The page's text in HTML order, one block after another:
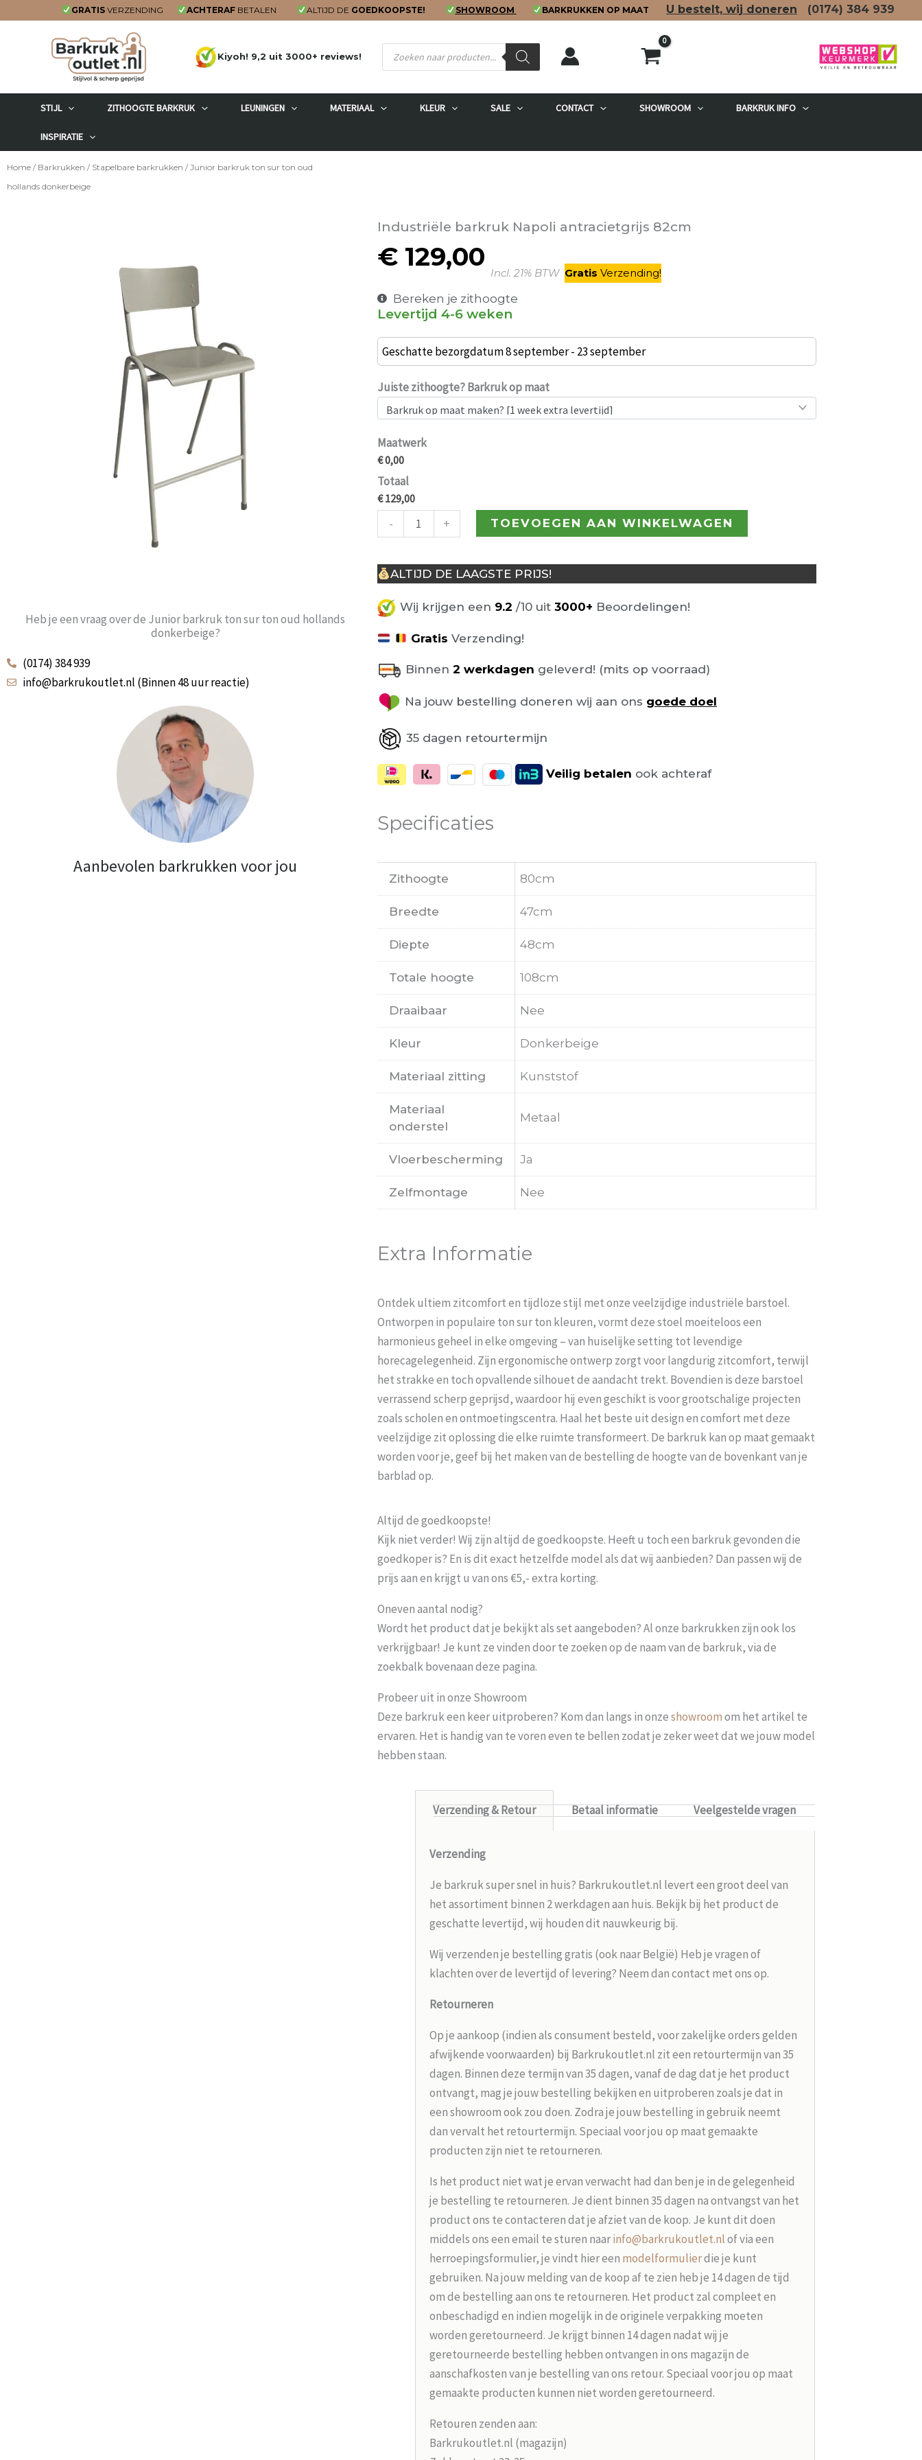
GRATIS VERZENDING ACHTERAF BETALEN ALTIJD DE GOEDKOOPSTE! SHOWROOM BARKRUKKEN OP MAAT U bestelt, wij doneren (0174) 384 939
Kiyoh! 9,2 uit 3000+ reviews!
Producten
zoeken
STIJL ZITHOOGTE BARKRUK LEUNINGEN MATERIAAL KLEUR SALE CONTACT SHOWROOM BARKRUK INFO
INSPIRATIE
Home / Barkrukken / Stapelbare barkrukken / Junior barkruk ton sur ton oud
hollands donkerbeige
Heb je een vraag over de Junior barkruk ton sur ton oud hollands
donkerbeige?
(0174) 384 939
info@barkrukoutlet.nl (Binnen 48 uur reactie)
Aanbevolen barkrukken voor jou
Industriële barkruk Napoli antracietgrijs 82cm
€ 129,00
Incl. 21% BTW Gratis Verzending!
Bereken je zithoogte
Levertijd 4-6 weken
Geschatte bezorgdatum 8 september - 23 september
Juiste zithoogte? Barkruk op maat
Maatwerk
€ 0,00
Totaal
€ 129,00
-
barkruk
ton
sur
ton
oud
hollands
donkerbeige
aantal
+ TOEVOEGEN AAN WINKELWAGEN
ALTIJD DE LAAGSTE PRIJS!
Wij krijgen een 9.2 /10 uit 3000+ Beoordelingen!
Gratis Verzending!
Binnen 2 werkdagen geleverd! (mits op voorraad)
Na jouw bestelling doneren wij aan ons goede doel
35 dagen retourtermijn
Veilig betalen ook achteraf
Specificaties
Zithoogte 80cm
Breedte 47cm
Diepte 48cm
Totale hoogte 108cm
Draaibaar Nee
Kleur Donkerbeige
Materiaal zitting Kunststof
Materiaal
onderstel
Metaal
Vloerbescherming Ja
Zelfmontage Nee
Extra Informatie
Ontdek ultiem zitcomfort en tijdloze stijl met onze veelzijdige industriële barstoel.
Ontworpen in populaire ton sur ton kleuren, vormt deze stoel moeiteloos een
harmonieus geheel in elke omgeving – van huiselijke setting tot levendige
horecagelegenheid. Zijn ergonomische ontwerp zorgt voor langdurig zitcomfort, terwijl
het strakke en toch opvallende silhouet de aandacht trekt. Bovendien is deze barstoel
verrassend scherp geprijsd, waardoor hij even geschikt is voor grootschalige projecten
zoals scholen en ontmoetingscentra. Haal het beste uit design en comfort met deze
veelzijdige zit oplossing die elke ruimte transformeert. De barkruk kan op maat gemaakt
worden voor je, geef bij het maken van de bestelling de hoogte van de bovenkant van je
barblad op.
Altijd de goedkoopste!
Kijk niet verder! Wij zijn altijd de goedkoopste. Heeft u toch een barkruk gevonden die
goedkoper is? En is dit exact hetzelfde model als dat wij aanbieden? Dan passen wij de
prijs aan en krijgt u van ons €5,- extra korting.
Oneven aantal nodig?
Wordt het product dat je bekijkt als set aangeboden? Al onze barkrukken zijn ook los
verkrijgbaar! Je kunt ze vinden door te zoeken op de naam van de barkruk, via de
zoekbalk bovenaan deze pagina.
Probeer uit in onze Showroom
Deze barkruk een keer uitproberen? Kom dan langs in onzeshowroomom het artikel te
ervaren. Het is handig van te voren even te bellen zodat je zeker weet dat we jouw model
hebben staan.
Verzending & Retour Betaal informatie Veelgestelde vragen
Verzending
Je barkruk super snel in huis? Barkrukoutlet.nl levert een groot deel van
het assortiment binnen 2 werkdagen aan huis. Bekijk bij het product de
geschatte levertijd, wij houden dit nauwkeurig bij.
Wij verzenden je bestelling gratis (ook naar België) Heb je vragen of
klachten over de levertijd of levering? Neem dan contact met ons op.
Retourneren
Op je aankoop (indien als consument besteld, voor zakelijke orders gelden
afwijkende voorwaarden) bij Barkrukoutlet.nl zit een retourtermijn van 35
dagen. Binnen deze termijn van 35 dagen, vanaf de dag dat je het product
ontvangt, mag je jouw bestelling bekijken en uitproberen zoals je dat in
een showroom ook zou doen. Zodra je jouw bestelling in gebruik neemt
dan vervalt het retourtermijn. Speciaal voor jou op maat gemaakte
producten zijn niet te retourneren.
Is het product niet wat je ervan verwacht had dan ben je in de gelegenheid
je bestelling te retourneren. Je dient binnen 35 dagen na ontvangst van het
product ons te contacteren dat je afziet van de koop. Je kunt dit doen
middels ons een email te sturen naarinfo@barkrukoutlet.nlof via een
herroepingsformulier, je vindt hier een modelformulierdie je kunt
gebruiken. Na jouw melding van de koop af te zien heb je 14 dagen de tijd
om de bestelling aan ons te retourneren. Het product zal compleet en
onbeschadigd en indien mogelijk in de originele verpakking moeten
worden geretourneerd. Je krijgt binnen 14 dagen nadat wij je
geretourneerde bestelling hebben ontvangen in ons magazijn de
aanschafkosten van je bestelling van ons retour. Speciaal voor jou op maat
gemaakte producten kunnen niet worden geretourneerd.
Retouren zenden aan:
Barkrukoutlet.nl (magazijn)